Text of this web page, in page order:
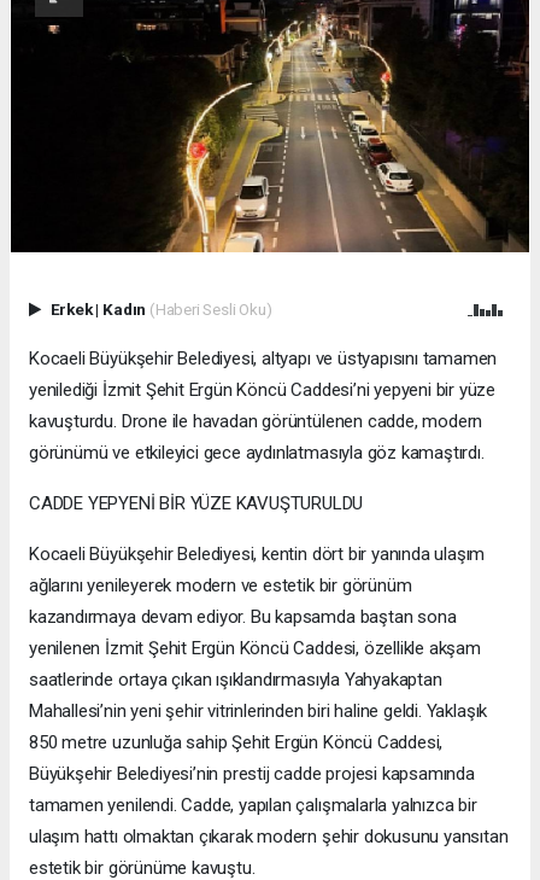
Erkek| Kadın (Haberi Sesli Oku)
Kocaeli Büyükşehir Belediyesi, altyapı ve üstyapısını tamamen
yenilediği İzmit Şehit Ergün Köncü Caddesi’ni yepyeni bir yüze
kavuşturdu. Drone ile havadan görüntülenen cadde, modern
görünümü ve etkileyici gece aydınlatmasıyla göz kamaştırdı.
CADDE YEPYENİ BİR YÜZE KAVUŞTURULDU
Kocaeli Büyükşehir Belediyesi, kentin dört bir yanında ulaşım
ağlarını yenileyerek modern ve estetik bir görünüm
kazandırmaya devam ediyor. Bu kapsamda baştan sona
yenilenen İzmit Şehit Ergün Köncü Caddesi, özellikle akşam
saatlerinde ortaya çıkan ışıklandırmasıyla Yahyakaptan
Mahallesi’nin yeni şehir vitrinlerinden biri haline geldi. Yaklaşık
850 metre uzunluğa sahip Şehit Ergün Köncü Caddesi,
Büyükşehir Belediyesi’nin prestij cadde projesi kapsamında
tamamen yenilendi. Cadde, yapılan çalışmalarla yalnızca bir
ulaşım hattı olmaktan çıkarak modern şehir dokusunu yansıtan
estetik bir görünüme kavuştu.